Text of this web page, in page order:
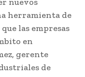
herramienta de
las empresas
en
gerente
de